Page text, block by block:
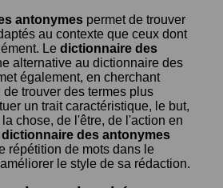
antonymes permet de trouver
au contexte que ceux dont
Le dictionnaire des
alternative au dictionnaire des
également, en cherchant
de trouver des termes plus
un trait caractéristique, le but,
la chose, de l'être, de l'action en
dictionnaire des antonymes
répétition de mots dans le
le style de sa rédaction.